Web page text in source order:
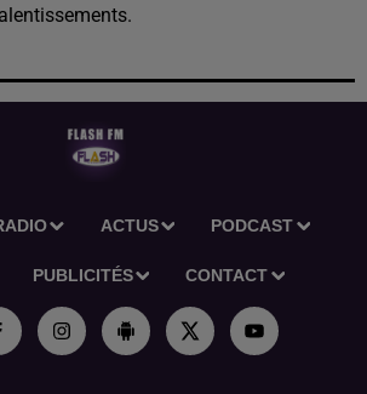
ACTUS PODCAST
PUBLICITÉS CONTACT